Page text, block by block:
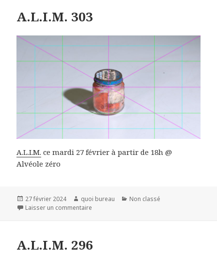
A.L.I.M. 303
A.L.I.M. ce mardi 27 février à partir de 18h @
Alvéole zéro
Publié
le
27 février 2024 Auteur
quoi bureau Catégories
Non classé
Laisser un commentaire
A.L.I.M. 296